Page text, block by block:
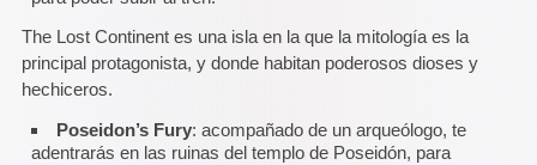
The Lost Continent es una isla en la que la mitología es la
principal protagonista, y donde habitan poderosos dioses y
hechiceros.
Poseidon’s Fury: acompañado de un arqueólogo, te
adentrarás en las ruinas del templo de Poseidón, para